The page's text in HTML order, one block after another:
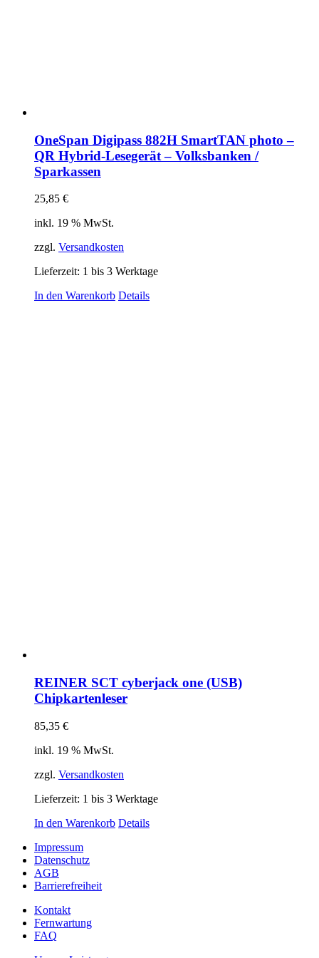
OneSpan Digipass 882H SmartTAN photo –
QR Hybrid-Lesegerät – Volksbanken /
Sparkassen
25,85 €
inkl. 19 % MwSt.
zzgl. Versandkosten
Lieferzeit: 1 bis 3 Werktage
In den Warenkorb Details
REINER SCT cyberjack one (USB)
Chipkartenleser
85,35 €
inkl. 19 % MwSt.
zzgl. Versandkosten
Lieferzeit: 1 bis 3 Werktage
In den Warenkorb Details
Impressum
Datenschutz
AGB
Barrierefreiheit
Kontakt
Fernwartung
FAQ